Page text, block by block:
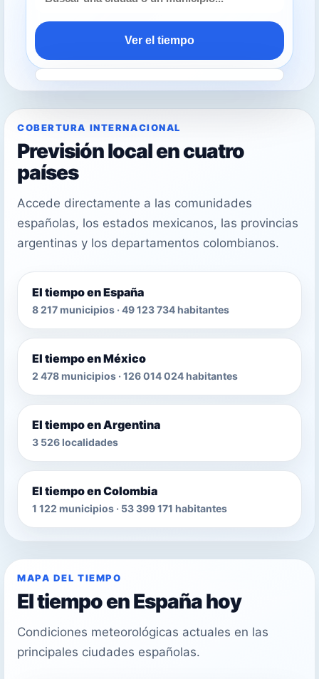
Ver el tiempo
COBERTURA INTERNACIONAL
Previsión local en cuatro
países
Accede directamente a las comunidades
españolas, los estados mexicanos, las provincias
argentinas y los departamentos colombianos.
El tiempo en España
8 217 municipios · 49 123 734 habitantes
El tiempo en México
2 478 municipios · 126 014 024 habitantes
El tiempo en Argentina
3 526 localidades
El tiempo en Colombia
1 122 municipios · 53 399 171 habitantes
MAPA DEL TIEMPO
El tiempo en España hoy
Condiciones meteorológicas actuales en las
principales ciudades españolas.